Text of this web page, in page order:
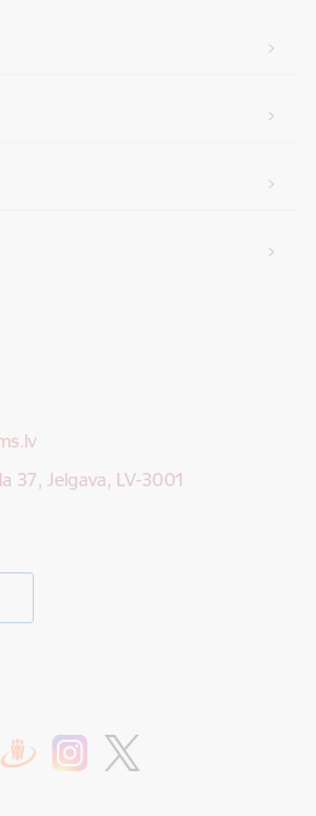
37, Jelgava, LV-3001